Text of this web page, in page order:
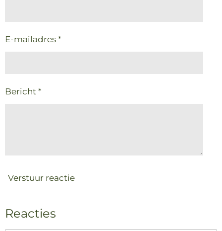
E-mailadres *
Bericht *
Verstuur reactie
Reacties